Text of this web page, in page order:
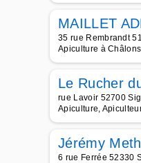
MAILLET
35 rue Rembrandt
Apiculture à
Le Rucher
rue Lavoir 52700
Apiculture,
Jérémy
6 rue Ferrée 52330